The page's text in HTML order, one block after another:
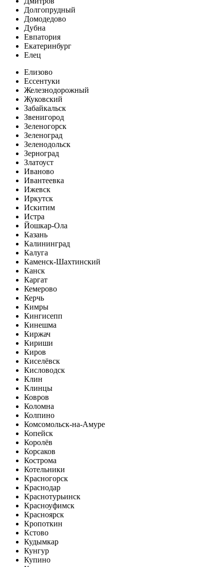
Долгопрудный
Домодедово
Дубна
Евпатория
Екатеринбург
Елец
Елизово
Ессентуки
Железнодорожный
Жуковский
Забайкальск
Звенигород
Зеленогорск
Зеленоград
Зеленодольск
Зерноград
Златоуст
Иваново
Ивантеевка
Ижевск
Иркутск
Искитим
Истра
Йошкар-Ола
Казань
Калининград
Калуга
Каменск-Шахтинский
Канск
Каргат
Кемерово
Керчь
Кимры
Кингисепп
Кинешма
Киржач
Кириши
Киров
Киселёвск
Кисловодск
Клин
Клинцы
Ковров
Коломна
Колпино
Комсомольск-на-Амуре
Копейск
Королёв
Корсаков
Кострома
Котельники
Красногорск
Краснодар
Краснотурьинск
Красноуфимск
Красноярск
Кропоткин
Кстово
Кудымкар
Кунгур
Купино